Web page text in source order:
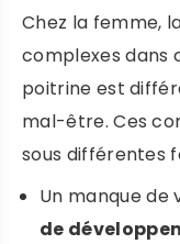
Chez la femme,
complexes dans
poitrine est
mal-être. Ces
sous différentes
Un manque de
de